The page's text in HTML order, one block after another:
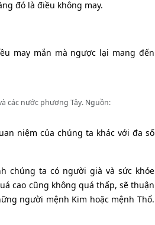
đó là điều không may.
may mắn mà ngược lại mang đến
các nước phương Tây. Nguồn:
niệm của chúng ta khác với đa số
chúng ta có người già và sức khỏe
cao cũng không quá thấp, sẽ thuận
người mệnh Kim hoặc mệnh Thổ.